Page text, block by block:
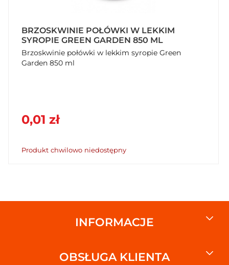
BRZOSKWINIE POŁÓWKI W LEKKIM
SYROPIE GREEN GARDEN 850 ML
Brzoskwinie połówki w lekkim syropie Green
Garden 850 ml
0,01 zł
Produkt chwilowo niedostępny
INFORMACJE
OBSŁUGA KLIENTA